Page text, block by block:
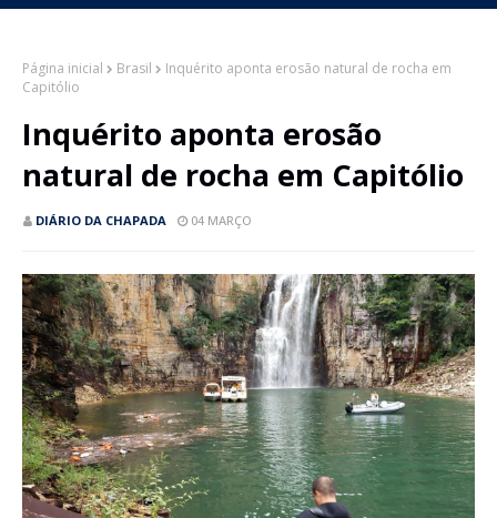
Página inicial Brasil
Inquérito aponta erosão natural de rocha em
Capitólio
Inquérito aponta erosão
natural de rocha em Capitólio
DIÁRIO DA CHAPADA 04 MARÇO